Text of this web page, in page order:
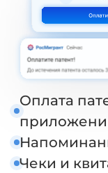
Оплата
Чеки и